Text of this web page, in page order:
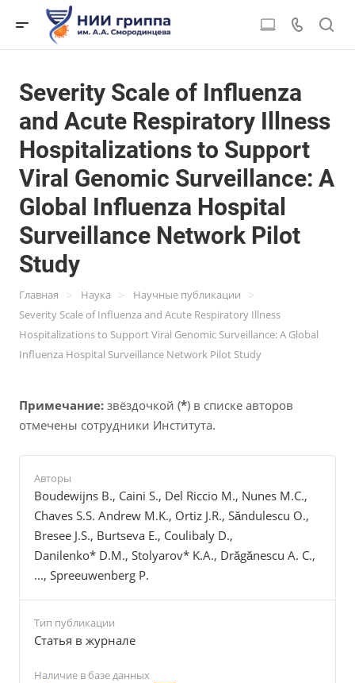
Severity Scale of Influenza
and Acute Respiratory Illness
Hospitalizations to Support
Viral Genomic Surveillance: A
Global Influenza Hospital
Surveillance Network Pilot
Study
Главная > Наука > Научные публикации >
Severity Scale of Influenza and Acute Respiratory Illness
Hospitalizations to Support Viral Genomic Surveillance: A Global
Influenza Hospital Surveillance Network Pilot Study
Примечание: звёздочкой (*) в списке авторов
отмечены сотрудники Института.
Авторы
Boudewijns B., Caini S., Del Riccio M., Nunes M.C.,
Chaves S.S. Andrew M.K., Ortiz J.R., Săndulescu O.,
Bresee J.S., Burtseva E., Coulibaly D.,
Danilenko* D.M., Stolyarov* K.A., Drăgănescu A. C.,
..., Spreeuwenberg P.
Тип публикации
Cтатья в журнале
Наличие в базе данных